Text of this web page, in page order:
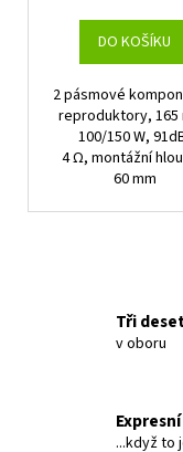
DO KOŠÍKU
2 pásmové
reproduktory, 165
100/150 W,
4 Ω, montážní
60 mm
Tři
v oboru
...když to